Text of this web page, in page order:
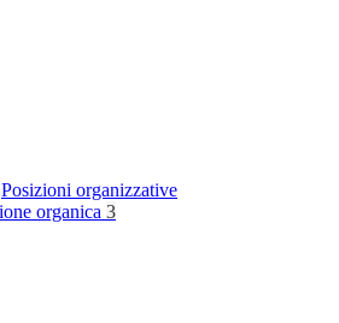
Posizioni organizzative
organica 3